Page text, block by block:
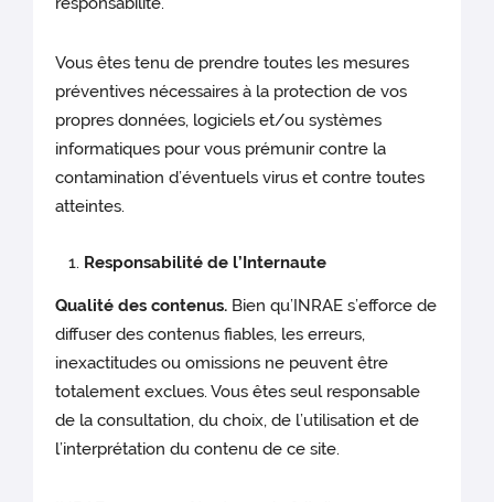
Vous êtes tenu de prendre toutes les mesures
préventives nécessaires à la protection de vos
propres données, logiciels et/ou systèmes
informatiques pour vous prémunir contre la
contamination d’éventuels virus et contre toutes
atteintes.
Responsabilité de l’Internaute
Qualité des contenus. Bien qu’INRAE s’efforce de
diffuser des contenus fiables, les erreurs,
inexactitudes ou omissions ne peuvent être
totalement exclues. Vous êtes seul responsable
de la consultation, du choix, de l’utilisation et de
l’interprétation du contenu de ce site.